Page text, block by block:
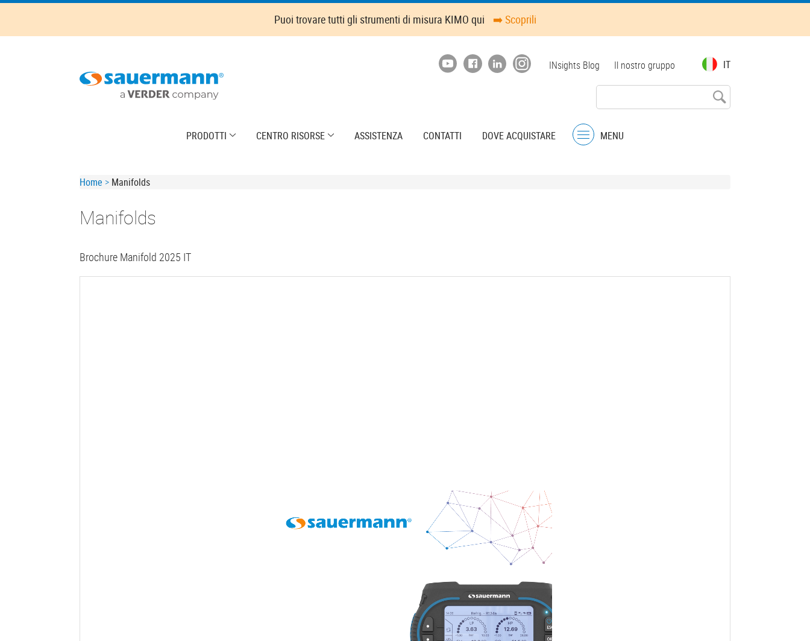
Skip
main
Puoi trovare tutti gli strumenti di misura KIMO qui ➡️ Scoprili
IT
Top
INsights Blog Il nostro gruppo
PRODOTTI CENTRO RISORSE ASSISTENZA CONTATTI
DOVE ACQUISTARE
Menu
MENU
Breadcrumb
Home Manifolds
Manifolds
Brochure Manifold 2025 IT